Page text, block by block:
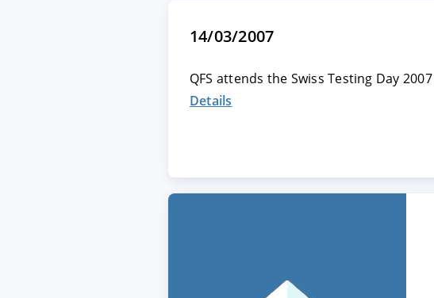
14/03/2007
QFS attends the Swiss Testing Day
Details
Mentions légales